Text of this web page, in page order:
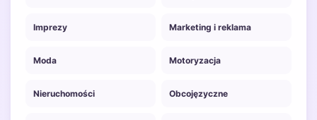
Imprezy Marketing i reklama
Moda Motoryzacja
Nieruchomości Obcojęzyczne